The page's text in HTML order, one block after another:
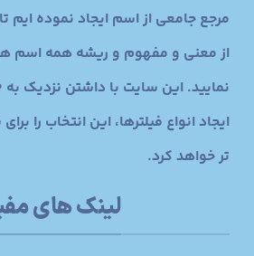
مرجع جامعی از اسم ایجاد نموده ایم
از معنی و مفهوم و ریشه همه اسم
ایجاد انواع فیلترها، این انتخاب را
تر خواهد کرد.
لینک های